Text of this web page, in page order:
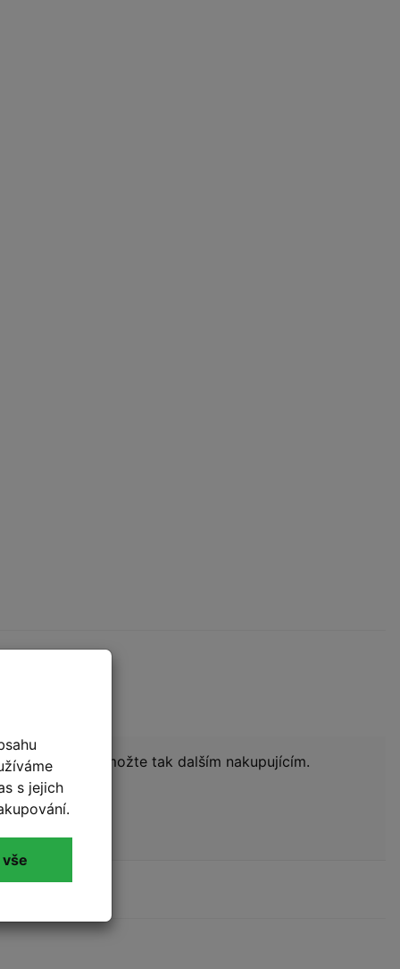
produktu a pomožte tak dalším nakupujícím.
s jejich